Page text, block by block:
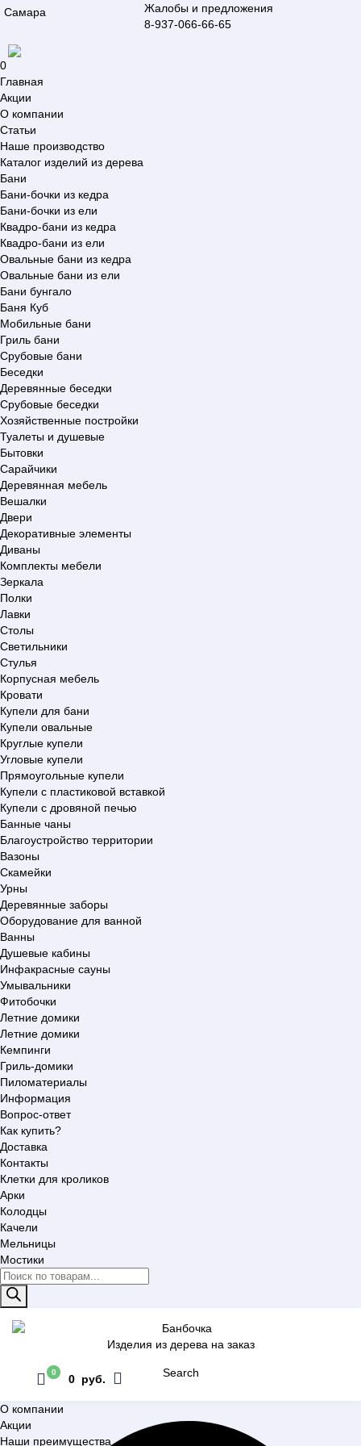
Самара
Жалобы и предложения
8-937-066-66-65
0
Главная
Акции
О компании
Статьи
Наше производство
Каталог изделий из дерева
Бани
Бани-бочки из кедра
Бани-бочки из ели
Квадро-бани из кедра
Квадро-бани из ели
Овальные бани из кедра
Овальные бани из ели
Бани бунгало
Баня Куб
Мобильные бани
Гриль бани
Срубовые бани
Беседки
Деревянные беседки
Срубовые беседки
Хозяйственные постройки
Туалеты и душевые
Бытовки
Сарайчики
Деревянная мебель
Вешалки
Двери
Декоративные элементы
Диваны
Комплекты мебели
Зеркала
Полки
Лавки
Столы
Светильники
Стулья
Корпусная мебель
Кровати
Купели для бани
Купели овальные
Круглые купели
Угловые купели
Прямоугольные купели
Купели с пластиковой вставкой
Купели с дровяной печью
Банные чаны
Благоустройство территории
Вазоны
Скамейки
Урны
Деревянные заборы
Оборудование для ванной
Ванны
Душевые кабины
Инфакрасные сауны
Умывальники
Фитобочки
Летние домики
Летние домики
Кемпинги
Гриль-домики
Пиломатериалы
Информация
Вопрос-ответ
Как купить?
Доставка
Контакты
Клетки для кроликов
Арки
Колодцы
Качели
Мельницы
Мостики
Поиск
товаров
Изделия из дерева на заказ
Search
0
0 руб.
О компании
Акции
Наши преимущества